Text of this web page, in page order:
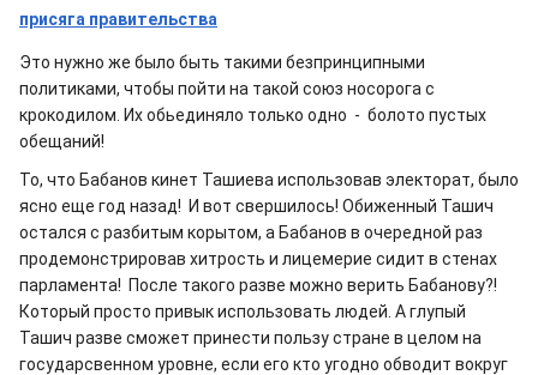
присяга правительства
Это нужно же было быть такими безпринципными
политиками, чтобы пойти на такой союз носорога с
крокодилом. Их обьединяло только одно - болото пустых
обещаний!
То, что Бабанов кинет Ташиева использовав электорат, было
ясно еще год назад! И вот свершилось! Обиженный Ташич
остался с разбитым корытом, а Бабанов в очередной раз
продемонстрировав хитрость и лицемерие сидит в стенах
парламента! После такого разве можно верить Бабанову?!
Который просто привык использовать людей. А глупый
Ташич разве сможет принести пользу стране в целом на
государсвенном уровне, если его кто угодно обводит вокруг